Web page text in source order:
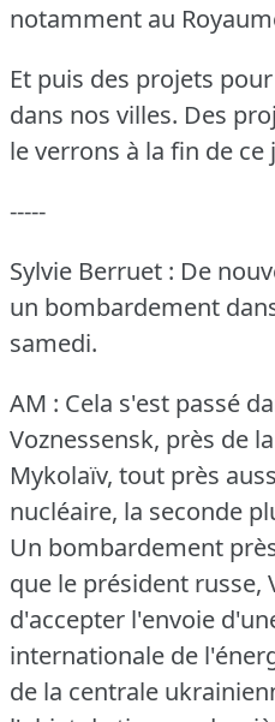
notamment au
Et puis des projets
dans nos villes. Des
le verrons à la fin de ce
-----
Sylvie Berruet : De
un bombardement
samedi.
AM : Cela s'est passé
Voznessensk, près de
Mykolaïv, tout près
nucléaire, la seconde
Un bombardement
que le président russe,
d'accepter l'envoie
internationale de
de la centrale